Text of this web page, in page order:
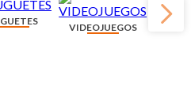
VIDEOJUEGOS